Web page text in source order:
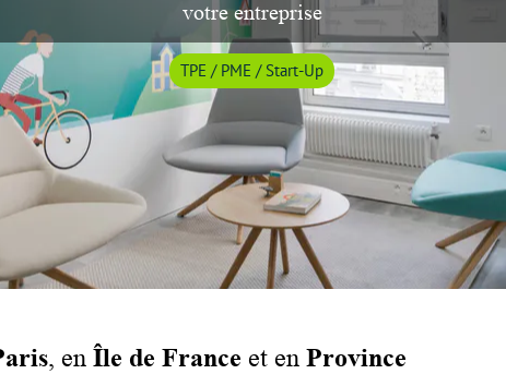
votre entreprise
TPE / PME / Start-Up
, en Île de France et en Province